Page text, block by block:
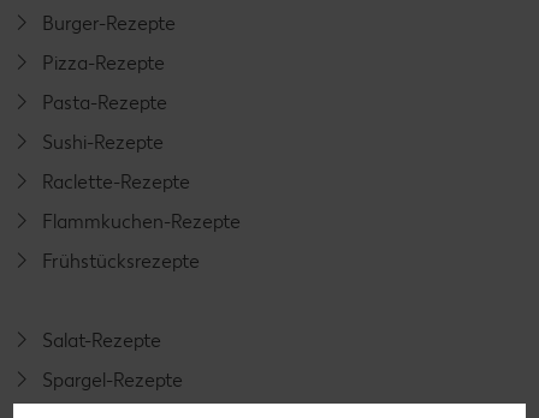
Burger-Rezepte
Pizza-Rezepte
Pasta-Rezepte
Sushi-Rezepte
Raclette-Rezepte
Flammkuchen-Rezepte
Frühstücksrezepte
Salat-Rezepte
Spargel-Rezepte